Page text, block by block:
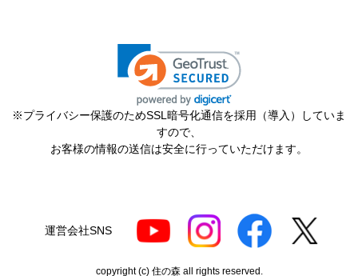
【注文からどのくらいで届きましたか？】
【その他感想・コメント】
ショップ選らんだ理由でも述べましたが、注文から配
送まで、そのつど連絡メールが届き状況が確実に把握
できとても満足しました。
ポルドブラ さん
2026年7月24日 21:04
欲しい商品をスムーズに注文できましたか？
※プライバシー保護のためSSL暗号化通信を採用（導入）していま
すので、
お客様の情報の送信は安全に行っていただけます。
運営会社SNS
copyright (c) 住の森 all rights reserved.